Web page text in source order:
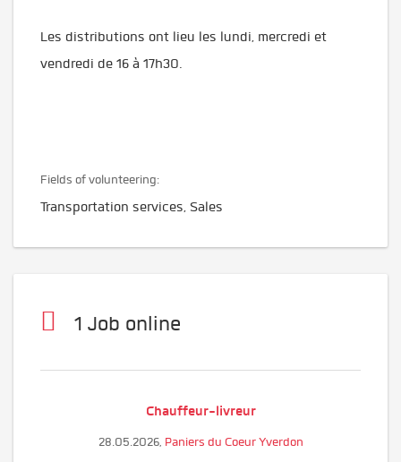
Les distributions ont lieu les lundi, mercredi et
vendredi de 16 à 17h30.
Fields of volunteering:
Transportation services, Sales
1 Job online
Chauffeur-livreur
28.05.2026, Paniers du Coeur Yverdon